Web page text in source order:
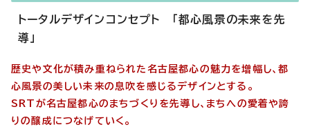
トータルデザインコンセプト 「都心風景の未来を先
導」
歴史や文化が積み重ねられた名古屋都心の魅力を増幅し、都
心風景の美しい未来の息吹を感じるデザインとする。
SRTが名古屋都心のまちづくりを先導し、まちへの愛着や誇
りの醸成につなげていく。